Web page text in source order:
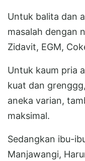
Untuk balita dan
masalah dengan
Zidavit, EGM,
Untuk kaum pria
kuat dan
aneka varian,
maksimal.
Sedangkan ibu-
Manjawangi,